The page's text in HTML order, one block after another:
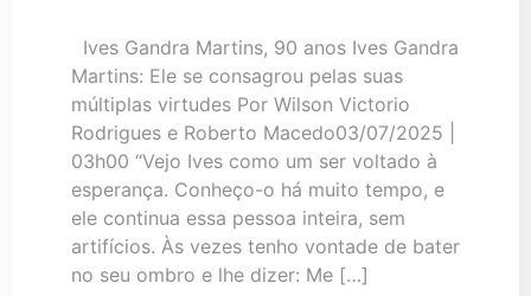
Ives Gandra Martins, 90 anos Ives Gandra
Martins: Ele se consagrou pelas suas
múltiplas virtudes Por Wilson Victorio
Rodrigues e Roberto Macedo03/07/2025 |
03h00 “Vejo Ives como um ser voltado à
esperança. Conheço-o há muito tempo, e
ele continua essa pessoa inteira, sem
artifícios. Às vezes tenho vontade de bater
no seu ombro e lhe dizer: Me […]